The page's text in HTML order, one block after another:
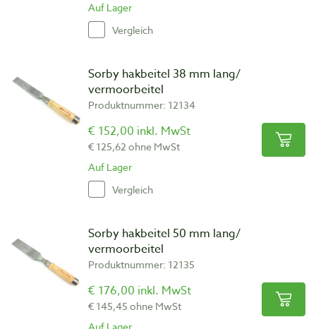
Auf Lager
Vergleich
Sorby hakbeitel 38 mm lang/
vermoorbeitel
Produktnummer: 12134
€ 152,00 inkl. MwSt
€ 125,62 ohne MwSt
Auf Lager
Vergleich
Sorby hakbeitel 50 mm lang/
vermoorbeitel
Produktnummer: 12135
€ 176,00 inkl. MwSt
€ 145,45 ohne MwSt